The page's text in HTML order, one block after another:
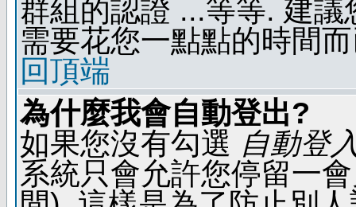
群組的認證 ...等等. 建
需要花您一點點的時間
回頂端
為什麼我會自動登出?
如果您沒有勾選 自動登
系統只會允許您停留一